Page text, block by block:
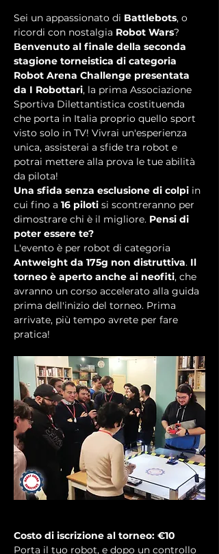
Sei un appassionato di Battlebots, o
ricordi con nostalgia Robot Wars?
Benvenuto al finale della seconda
stagione torneistica di categoria
Robot Arena Challenge presentata
da I Robottari, la prima Associazione
Sportiva Dilettantistica costituenda
che porta in Italia proprio quello sport
visto solo in TV! Vivrai un'esperienza
unica, assisterai a sfide tra robot e
potrai mettere alla prova le tue abilità
da pilota!
Una sfida senza esclusione di colpi in
cui fino a 16 piloti si scontreranno per
dimostrare chi è il migliore. Pensi di
poter essere te?
L'evento è per robot di categoria
Antweight da 175g non distruttiva. Il
torneo è aperto anche ai neofiti, che
avranno un corso accelerato alla guida
prima dell'inizio del torneo. Prima
arrivate, più tempo avrete per fare
pratica!
Costo di iscrizione al torneo: €10
Porta il tuo robot, e dopo un controllo